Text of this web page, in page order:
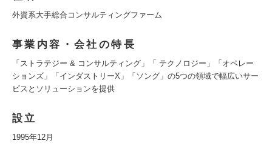
外資系大手総合コンサルティングファーム
事業内容・会社の特長
「ストラテジー & コンサルティング」「 テクノロジー」「オペレー
ションズ」「インダストリーX」「ソング」の5つの領域で幅広いサー
ビスとソリューションを提供
設立
1995年12月